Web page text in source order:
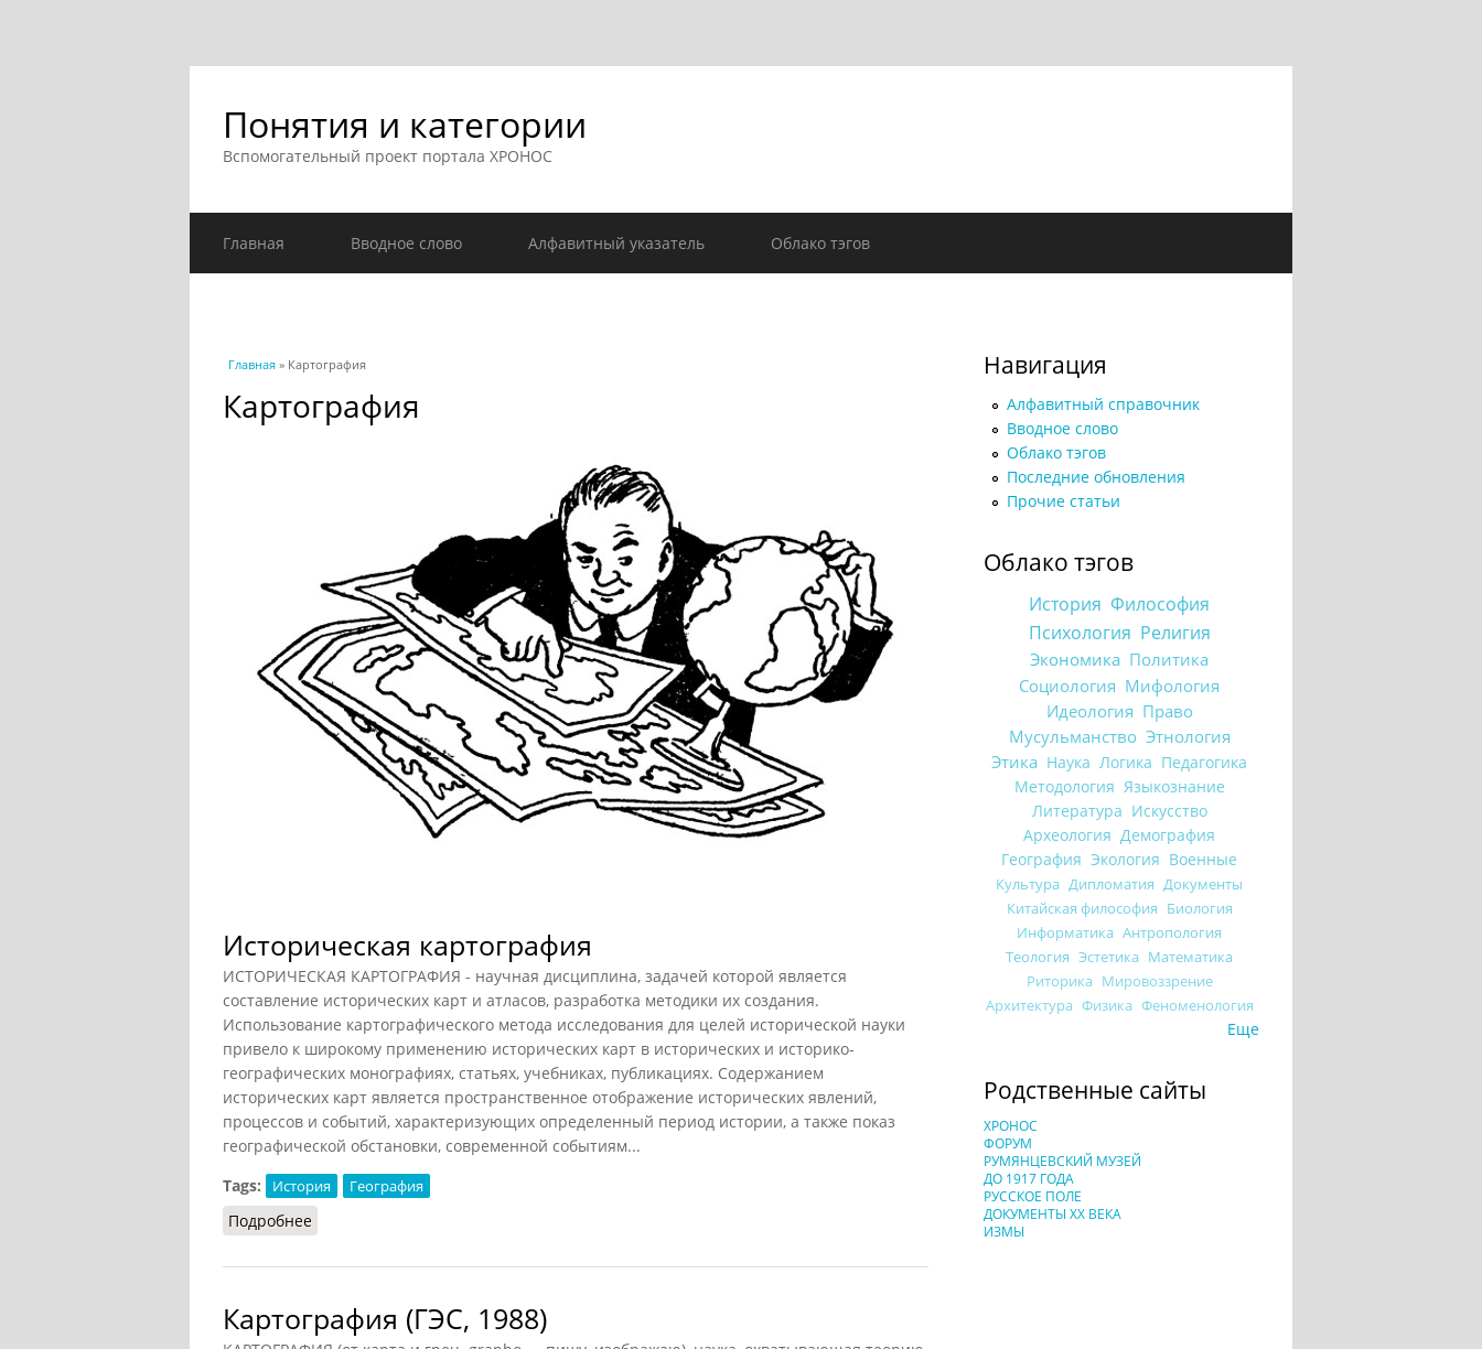
Понятия и категории
Вспомогательный проект портала ХРОНОС
Главная Вводное слово Алфавитный указатель Облако тэгов
Вы здесь
Главная » Картография
Картография
Историческая картография
ИСТОРИЧЕСКАЯ КАРТОГРАФИЯ - научная дисциплина, задачей которой является
составление исторических карт и атласов, разработка методики их создания.
Использование картографического метода исследования для целей исторической науки
привело к широкому применению исторических карт в исторических и историко-
географических монографиях, статьях, учебниках, публикациях. Содержанием
исторических карт является пространственное отображение исторических явлений,
процессов и событий, характеризующих определенный период истории, а также показ
географической обстановки, современной событиям...
Tags:
История География
Подробнее
Картография (ГЭС, 1988)
Навигация
Алфавитный справочник
Вводное слово
Облако тэгов
Последние обновления
Прочие статьи
Облако тэгов
История Философия
Психология Религия
Экономика Политика
Социология Мифология
Идеология Право
Мусульманство Этнология
Этика Наука Логика Педагогика
Методология Языкознание
Литература Искусство
Археология Демография
География Экология Военные
Культура Дипломатия Документы
Китайская философия Биология
Информатика Антропология
Теология Эстетика Математика
Риторика Мировоззрение
Архитектура Физика Феноменология
Еще
Родственные сайты
ХРОНОС
ФОРУМ
РУМЯНЦЕВСКИЙ МУЗЕЙ
ДО 1917 ГОДА
РУССКОЕ ПОЛЕ
ДОКУМЕНТЫ XX ВЕКА
ИЗМЫ